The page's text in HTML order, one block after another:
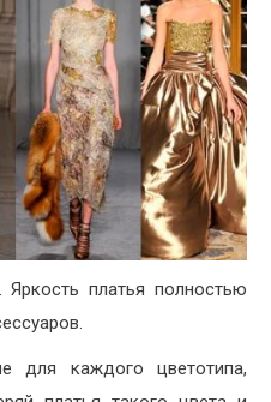
Яркость платья полностью
для каждого цветотипа,